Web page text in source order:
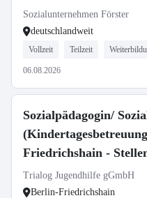
Sozialunternehmen Förster
deutschlandweit
Vollzeit Teilzeit
06.08.2026
Sozialpädagogin/
Friedrichshain -
Stellenmarkt Bildung
Trialog Jugendhilfe gGmbH
Berlin-Friedrichshain